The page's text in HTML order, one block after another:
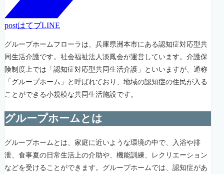
postはてブLINE
グループホームフローラは、兵庫県洲本市にある認知症対応型共
同生活介護です。社会福祉法人淡鳳会が運営しています。介護保
険制度上では「認知症対応型共同生活介護」といいますが、通称
「グループホーム」と呼ばれており、地域の認知症の住民が入る
ことができる小規模な共同生活施設です。
グループホームとは
グループホームとは、家庭に近いような環境の中で、入浴や排
泄、食事夏の日常生活上の介助や、機能訓練、レクリエーション
などを受けることができます。グループホームでは、認知症があ